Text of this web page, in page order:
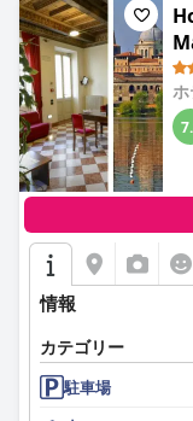
レジデンツァ・アッ
していて、清潔で、
しい景色を提供して
適さを増し、エアコ
アメニティが利便性
に値し、客室と共用
入れが行き届いてい
レジデンツァ・アッ
出す上で重要な役割
親切、プロフェッシ
しば宿泊客を支援す
に、フロントチーム
います。
ホテルのWiFiは、一
高く、良好な接続
情報
カテゴリー
駐車場